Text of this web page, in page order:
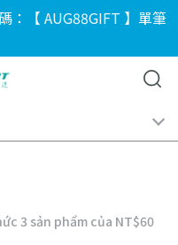
：【 AUG88GIFT 】單筆
3 sản phẩm của NT$60